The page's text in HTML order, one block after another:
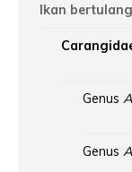
Ikan
Genus
Genus